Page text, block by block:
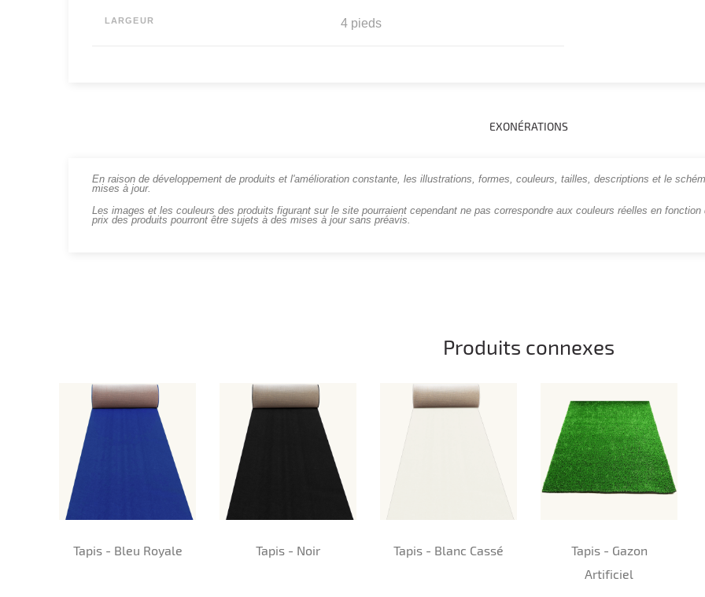
LARGEUR 4 pieds
EXONÉRATIONS
En raison de développement de produits et l'amélioration constante, les illustrations, formes, couleurs, tailles, descriptions et le
mises à jour.
Les images et les couleurs des produits figurant sur le site pourraient cependant ne pas correspondre aux couleurs réelles en
prix des produits pourront être sujets à des mises à jour sans préavis.
Produits connexes
Tapis - Bleu Royale Tapis - Noir Tapis - Blanc Cassé
Tapis - Gazon
Artificiel